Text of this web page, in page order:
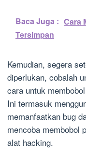
Baca Juga : Cara
Tersimpan
Kemudian, segera
diperlukan, cobalah
cara untuk
Ini termasuk
memanfaatkan bug
mencoba membobol
alat hacking.